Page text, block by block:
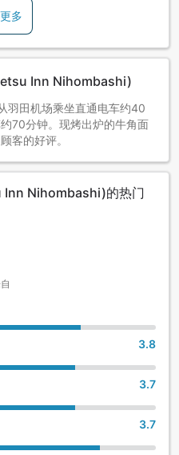
多
Inn Nihombashi)
羽田机场乘坐直通电车约40
70分钟。现烤出炉的牛角面
客的好评。
Inn Nihombashi)的热门
3.8
3.7
3.7